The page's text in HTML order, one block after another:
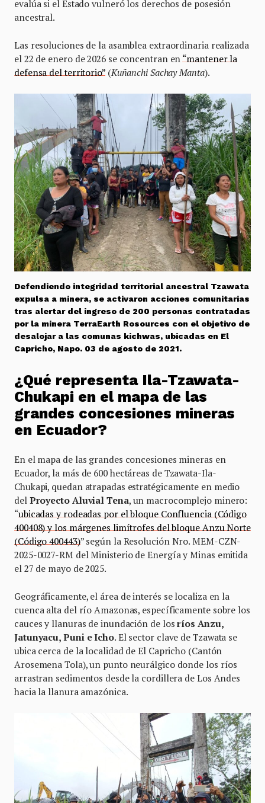
evalúa si el Estado vulneró los derechos de posesión
ancestral.
Las resoluciones de la asamblea extraordinaria realizada
el 22 de enero de 2026 se concentran en“mantener la
defensa del territorio”(Kuñanchi Sachay Manta).
Defendiendo integridad territorial ancestral Tzawata
expulsa a minera, se activaron acciones comunitarias
tras alertar del ingreso de 200 personas contratadas
por la minera TerraEarth Rosources con el objetivo de
desalojar a las comunas kichwas, ubicadas en El
Capricho, Napo. 03 de agosto de 2021.
¿Qué representa Ila-Tzawata-
Chukapi en el mapa de las
grandes concesiones mineras
en Ecuador?
En el mapa de las grandes concesiones mineras en
Ecuador, la más de 600 hectáreas de Tzawata-Ila-
Chukapi, quedan atrapadas estratégicamente en medio
del Proyecto Aluvial Tena, un macrocomplejo minero:
“ubicadas y rodeadas por el bloque Confluencia (Código
400408) y los márgenes limítrofes del bloque Anzu Norte
(Código 400443)” según la Resolución Nro. MEM-CZN-
2025-0027-RM del Ministerio de Energía y Minas emitida
el 27 de mayo de 2025.
Geográficamente, el área de interés se localiza en la
cuenca alta del río Amazonas, específicamente sobre los
cauces y llanuras de inundación de losríos Anzu,
Jatunyacu, Puni e Icho. El sector clave de Tzawata se
ubica cerca de la localidad de El Capricho (Cantón
Arosemena Tola), un punto neurálgico donde los ríos
arrastran sedimentos desde la cordillera de Los Andes
hacia la llanura amazónica.